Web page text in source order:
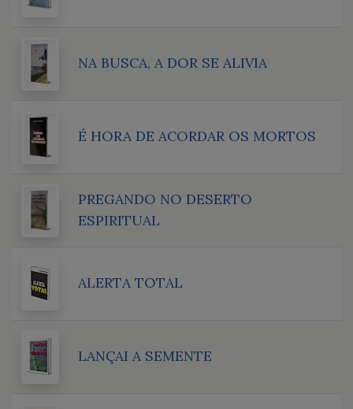
NA BUSCA, A DOR SE ALIVIA
É HORA DE ACORDAR OS MORTOS
PREGANDO NO DESERTO
ESPIRITUAL
ALERTA TOTAL
LANÇAI A SEMENTE